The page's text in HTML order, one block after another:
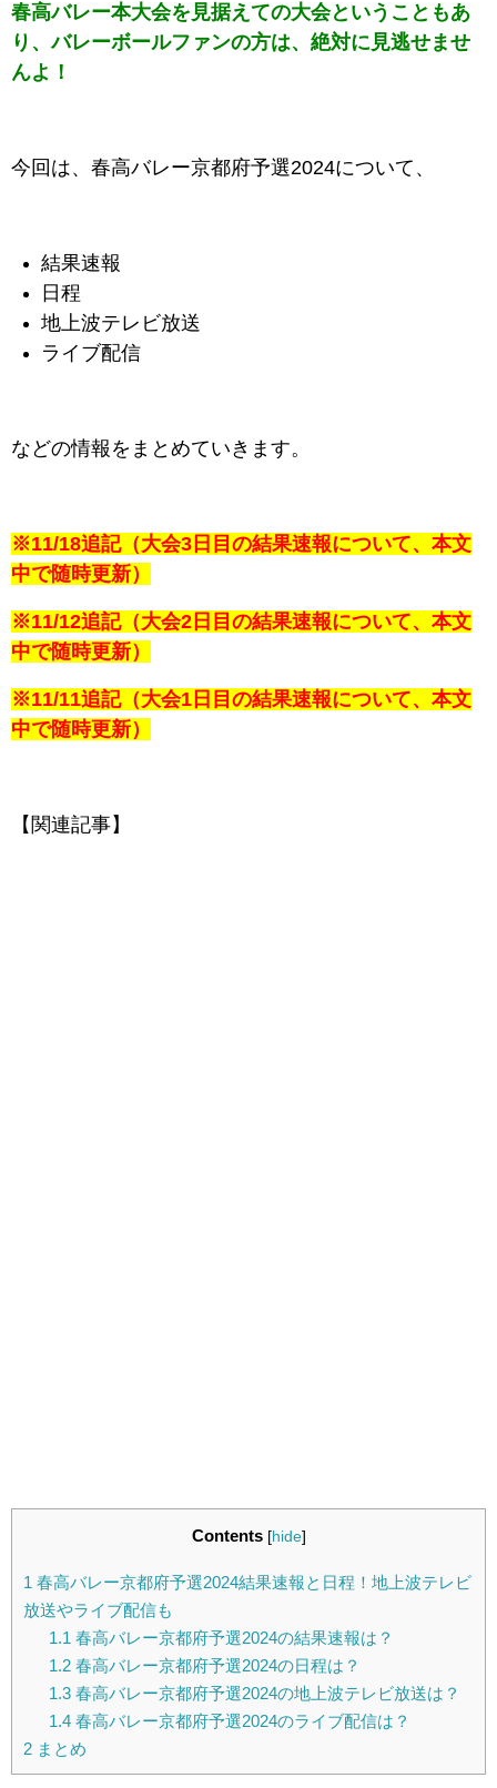
春高バレー本大会を見据えての大会ということもあ
り、バレーボールファンの方は、絶対に見逃せませ
んよ！
今回は、 春高バレー京都府予選2024について、
結果速報
日程
地上波テレビ放送
ライブ配信
などの情報をまとめていきます。
※11/18追記（大会3日目の結果速報について、本文
中で随時更新）
※11/12追記（大会2日目の結果速報について、本文
中で随時更新）
※11/11追記（大会1日目の結果速報について、本文
中で随時更新）
【関連記事】
Contents [hide]
1 春高バレー京都府予選2024結果速報と日程！地上波テレビ
放送やライブ配信も
1.1 春高バレー京都府予選2024の結果速報は？
1.2春高バレー京都府予選2024の日程は？
1.3春高バレー京都府予選2024の地上波テレビ放送は？
1.4春高バレー京都府予選2024のライブ配信は？
2 まとめ